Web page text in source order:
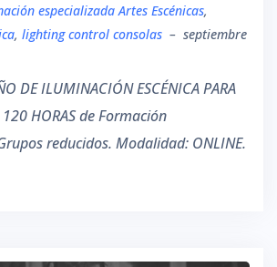
especializada Artes Escénicas,
, lighting control consolas – septiembre
DE ILUMINACIÓN ESCÉNICA PARA
120 HORAS de Formación
reducidos. Modalidad: ONLINE.